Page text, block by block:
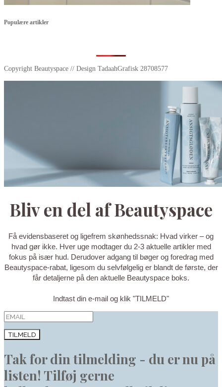
Populære artikler
Copyright Beautyspace // Design TadaahGrafisk 28708577
Bliv en del af Beautyspace
Få evidensbaseret og ligefrem skønhedssnak: Hvad virker – og
hvad gør ikke. Hver uge modtager du 2-3 aktuelle artikler med
fokus på især hud. Derudover adgang til bøger og foredrag med
Beautyspace-rabat, ligesom du selvfølgelig er blandt de første, der
får detaljerne på den aktuelle Beautyspace boks.
Indtast din e-mail og klik "TILMELD"
TILMELD
Tak for din tilmelding - du er nu på
listen! Tilføj gerne